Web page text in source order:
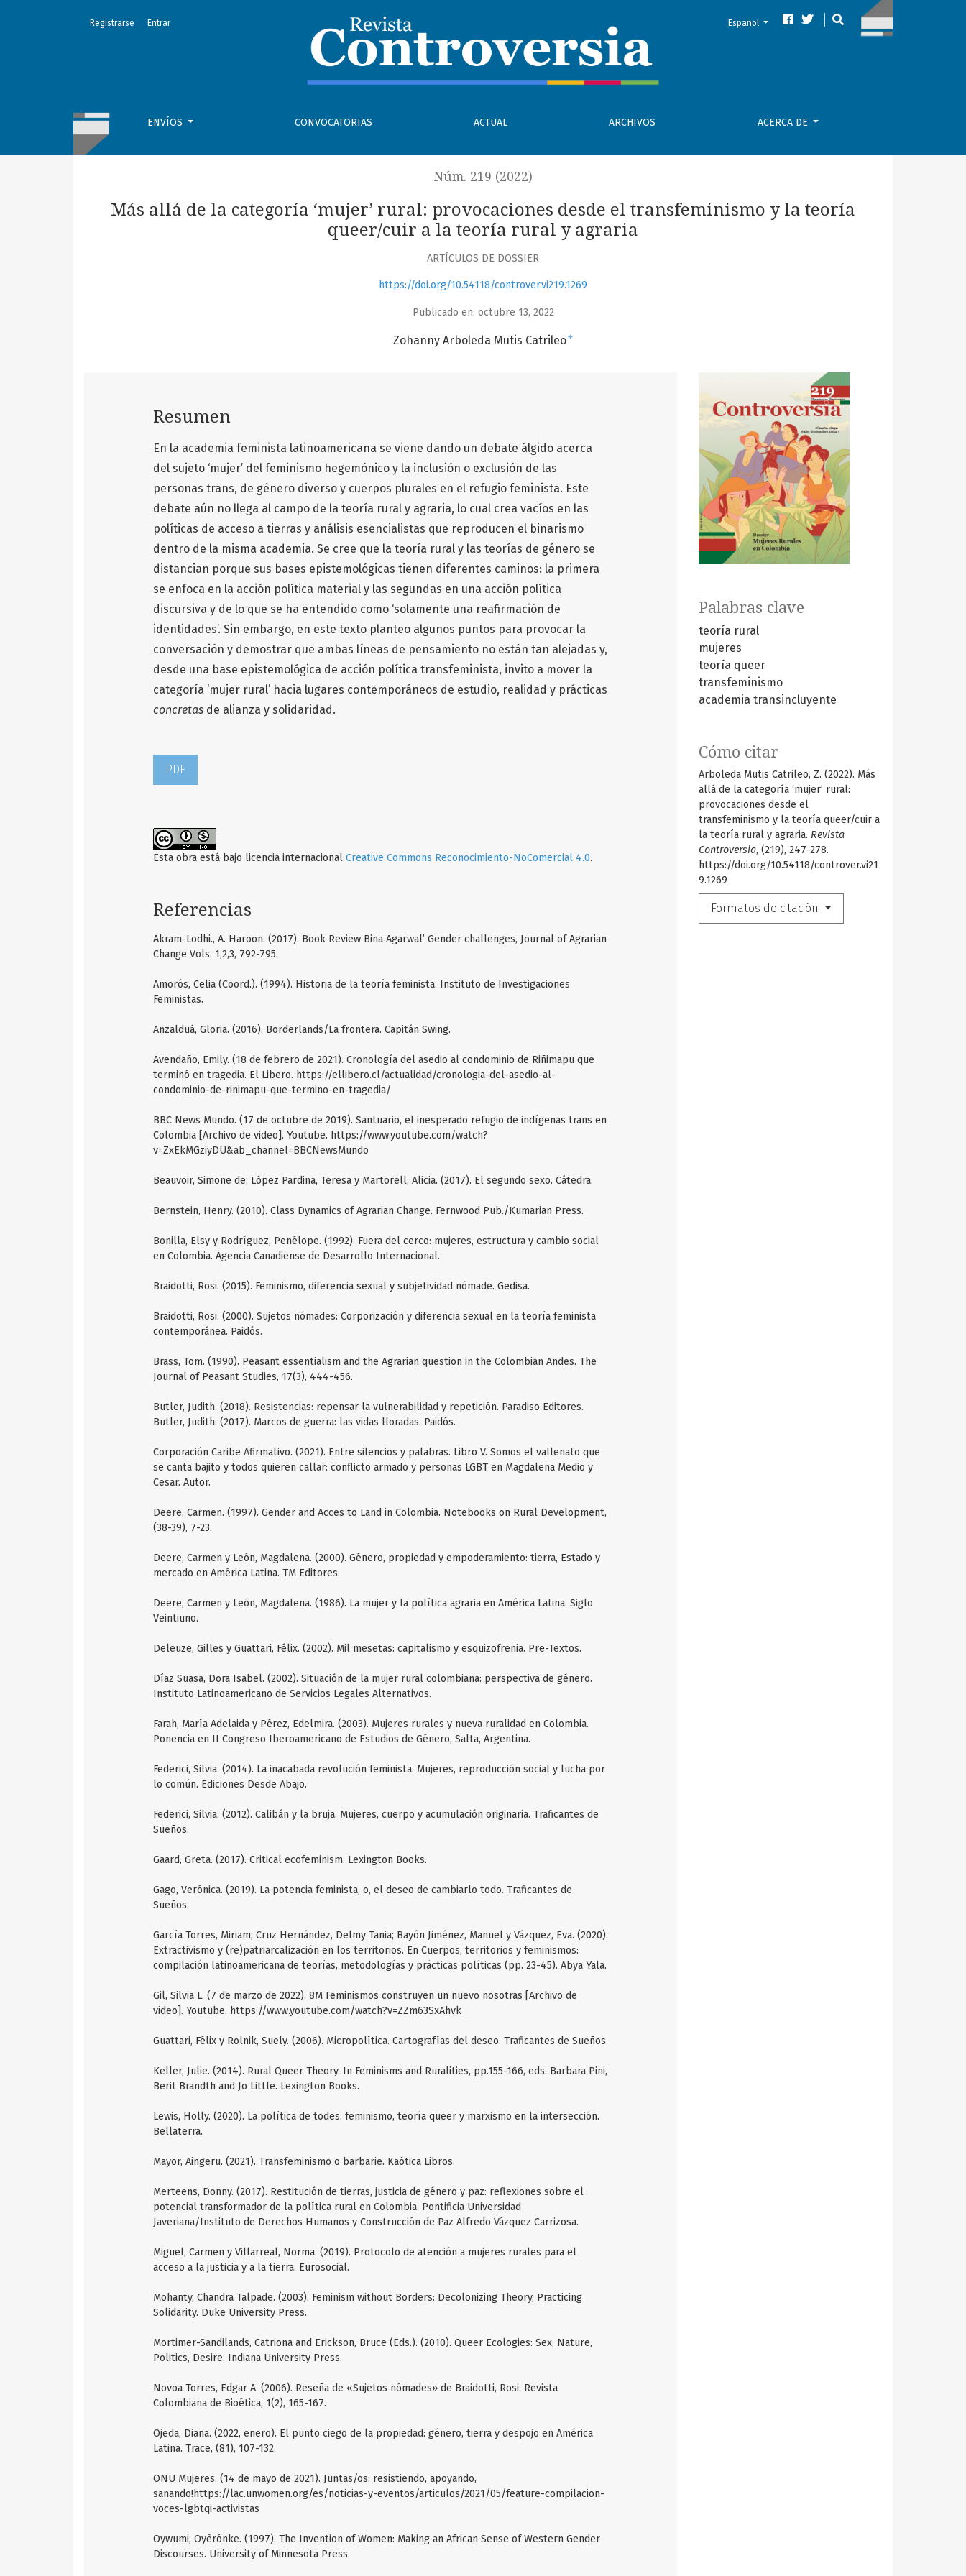
Más allá de la categoría ‘mujer’ rural: provocaciones desde el transfeminismo y la teoría queer/cuir a la teoría rural y agraria
ENVÍOS CONVOCATORIAS ACTUAL ARCHIVOS ACERCA DE
Registrarse Entrar Cambiar el Idioma. El idioma actual es:
Español
Núm. 219 (2022)
Más allá de la categoría ‘mujer’ rural: provocaciones desde el transfeminismo y la teoría
queer/cuir a la teoría rural y agraria
ARTÍCULOS DE DOSSIER
https://doi.org/10.54118/controver.vi219.1269
Publicado en: octubre 13, 2022
Zohanny Arboleda Mutis Catrileo+
Palabras clave
teoría rural
mujeres
teoría queer
transfeminismo
academia transincluyente
Cómo citar
Arboleda Mutis Catrileo, Z. (2022). Más
allá de la categoría ‘mujer’ rural:
provocaciones desde el
transfeminismo y la teoría queer/cuir a
la teoría rural y agraria. Revista
Controversia, (219), 247-278.
https://doi.org/10.54118/controver.vi21
9.1269
Formatos de citación
Resumen
En la academia feminista latinoamericana se viene dando un debate álgido acerca
del sujeto ‘mujer’ del feminismo hegemónico y la inclusión o exclusión de las
personas trans, de género diverso y cuerpos plurales en el refugio feminista. Este
debate aún no llega al campo de la teoría rural y agraria, lo cual crea vacíos en las
políticas de acceso a tierras y análisis esencialistas que reproducen el binarismo
dentro de la misma academia. Se cree que la teoría rural y las teorías de género se
distancian porque sus bases epistemológicas tienen diferentes caminos: la primera
se enfoca en la acción política material y las segundas en una acción política
discursiva y de lo que se ha entendido como ‘solamente una reafirmación de
identidades’. Sin embargo, en este texto planteo algunos puntos para provocar la
conversación y demostrar que ambas líneas de pensamiento no están tan alejadas y,
desde una base epistemológica de acción política transfeminista, invito a mover la
categoría ‘mujer rural’ hacia lugares contemporáneos de estudio, realidad y prácticas
concretas de alianza y solidaridad.
PDF
Esta obra está bajo licencia internacional Creative Commons Reconocimiento-NoComercial 4.0.
Referencias
Akram-Lodhi., A. Haroon. (2017). Book Review Bina Agarwal’ Gender challenges, Journal of Agrarian
Change Vols. 1,2,3, 792-795.
Amorós, Celia (Coord.). (1994). Historia de la teoría feminista. Instituto de Investigaciones
Feministas.
Anzalduá, Gloria. (2016). Borderlands/La frontera. Capitán Swing.
Avendaño, Emily. (18 de febrero de 2021). Cronología del asedio al condominio de Riñimapu que
terminó en tragedia. El Libero. https://ellibero.cl/actualidad/cronologia-del-asedio-al-
condominio-de-rinimapu-que-termino-en-tragedia/
BBC News Mundo. (17 de octubre de 2019). Santuario, el inesperado refugio de indígenas trans en
Colombia [Archivo de video]. Youtube. https://www.youtube.com/watch?
v=ZxEkMGziyDU&ab_channel=BBCNewsMundo
Beauvoir, Simone de; López Pardina, Teresa y Martorell, Alicia. (2017). El segundo sexo. Cátedra.
Bernstein, Henry. (2010). Class Dynamics of Agrarian Change. Fernwood Pub./Kumarian Press.
Bonilla, Elsy y Rodríguez, Penélope. (1992). Fuera del cerco: mujeres, estructura y cambio social
en Colombia. Agencia Canadiense de Desarrollo Internacional.
Braidotti, Rosi. (2015). Feminismo, diferencia sexual y subjetividad nómade. Gedisa.
Braidotti, Rosi. (2000). Sujetos nómades: Corporización y diferencia sexual en la teoría feminista
contemporánea. Paidós.
Brass, Tom. (1990). Peasant essentialism and the Agrarian question in the Colombian Andes. The
Journal of Peasant Studies, 17(3), 444-456.
Butler, Judith. (2018). Resistencias: repensar la vulnerabilidad y repetición. Paradiso Editores.
Butler, Judith. (2017). Marcos de guerra: las vidas lloradas. Paidós.
Corporación Caribe Afirmativo. (2021). Entre silencios y palabras. Libro V. Somos el vallenato que
se canta bajito y todos quieren callar: conflicto armado y personas LGBT en Magdalena Medio y
Cesar. Autor.
Deere, Carmen. (1997). Gender and Acces to Land in Colombia. Notebooks on Rural Development,
(38-39), 7-23.
Deere, Carmen y León, Magdalena. (2000). Género, propiedad y empoderamiento: tierra, Estado y
mercado en América Latina. TM Editores.
Deere, Carmen y León, Magdalena. (1986). La mujer y la política agraria en América Latina. Siglo
Veintiuno.
Deleuze, Gilles y Guattari, Félix. (2002). Mil mesetas: capitalismo y esquizofrenia. Pre-Textos.
Díaz Suasa, Dora Isabel. (2002). Situación de la mujer rural colombiana: perspectiva de género.
Instituto Latinoamericano de Servicios Legales Alternativos.
Farah, María Adelaida y Pérez, Edelmira. (2003). Mujeres rurales y nueva ruralidad en Colombia.
Ponencia en II Congreso Iberoamericano de Estudios de Género, Salta, Argentina.
Federici, Silvia. (2014). La inacabada revolución feminista. Mujeres, reproducción social y lucha por
lo común. Ediciones Desde Abajo.
Federici, Silvia. (2012). Calibán y la bruja. Mujeres, cuerpo y acumulación originaria. Traficantes de
Sueños.
Gaard, Greta. (2017). Critical ecofeminism. Lexington Books.
Gago, Verónica. (2019). La potencia feminista, o, el deseo de cambiarlo todo. Traficantes de
Sueños.
García Torres, Miriam; Cruz Hernández, Delmy Tania; Bayón Jiménez, Manuel y Vázquez, Eva. (2020).
Extractivismo y (re)patriarcalización en los territorios. En Cuerpos, territorios y feminismos:
compilación latinoamericana de teorías, metodologías y prácticas políticas (pp. 23-45). Abya Yala.
Gil, Silvia L. (7 de marzo de 2022). 8M Feminismos construyen un nuevo nosotras [Archivo de
video]. Youtube. https://www.youtube.com/watch?v=ZZm63SxAhvk
Guattari, Félix y Rolnik, Suely. (2006). Micropolítica. Cartografías del deseo. Traficantes de Sueños.
Keller, Julie. (2014). Rural Queer Theory. In Feminisms and Ruralities, pp.155-166, eds. Barbara Pini,
Berit Brandth and Jo Little. Lexington Books.
Lewis, Holly. (2020). La política de todes: feminismo, teoría queer y marxismo en la intersección.
Bellaterra.
Mayor, Aingeru. (2021). Transfeminismo o barbarie. Kaótica Libros.
Merteens, Donny. (2017). Restitución de tierras, justicia de género y paz: reflexiones sobre el
potencial transformador de la política rural en Colombia. Pontificia Universidad
Javeriana/Instituto de Derechos Humanos y Construcción de Paz Alfredo Vázquez Carrizosa.
Miguel, Carmen y Villarreal, Norma. (2019). Protocolo de atención a mujeres rurales para el
acceso a la justicia y a la tierra. Eurosocial.
Mohanty, Chandra Talpade. (2003). Feminism without Borders: Decolonizing Theory, Practicing
Solidarity. Duke University Press.
Mortimer-Sandilands, Catriona and Erickson, Bruce (Eds.). (2010). Queer Ecologies: Sex, Nature,
Politics, Desire. Indiana University Press.
Novoa Torres, Edgar A. (2006). Reseña de «Sujetos nómades» de Braidotti, Rosi. Revista
Colombiana de Bioética, 1(2), 165-167.
Ojeda, Diana. (2022, enero). El punto ciego de la propiedad: género, tierra y despojo en América
Latina. Trace, (81), 107-132.
ONU Mujeres. (14 de mayo de 2021). Juntas/os: resistiendo, apoyando,
sanando!https://lac.unwomen.org/es/noticias-y-eventos/articulos/2021/05/feature-compilacion-
voces-lgbtqi-activistas
Oywumi, Oyèrónke. (1997). The Invention of Women: Making an African Sense of Western Gender
Discourses. University of Minnesota Press.